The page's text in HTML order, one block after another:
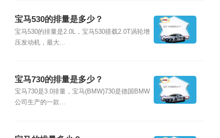
宝马530的排量是多少？
宝马530的排量是2.0L，宝马530搭载2.0T涡轮增
压发动机，最大...
宝马730的排量是多少？
宝马730是3.0排量，宝马(BMW)730是德国BMW
公司生产的一款...